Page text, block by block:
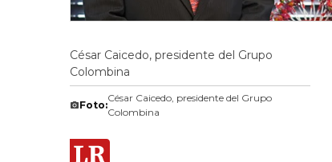
César Caicedo, presidente del Grupo
Colombina
Foto:
César Caicedo, presidente del Grupo
Colombina